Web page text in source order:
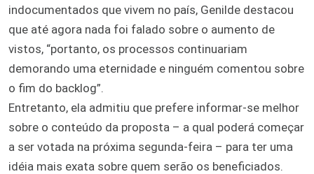
indocumentados que vivem no país, Genilde destacou
que até agora nada foi falado sobre o aumento de
vistos, “portanto, os processos continuariam
demorando uma eternidade e ninguém comentou sobre
o fim do backlog”.
Entretanto, ela admitiu que prefere informar-se melhor
sobre o conteúdo da proposta – a qual poderá começar
a ser votada na próxima segunda-feira – para ter uma
idéia mais exata sobre quem serão os beneficiados.